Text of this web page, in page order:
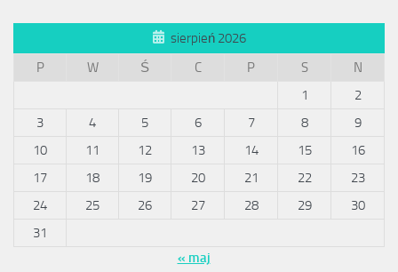
sierpień 2026
P
W Ś C P S
N
1
2
3
4 5 6 7 8
9
10
11 12 13 14 15
16
17
18 19 20 21 22
23
24
25 26 27 28 29
30
31
« maj